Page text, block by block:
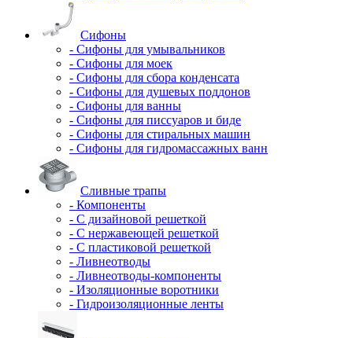
Сифоны
- Сифоны для умывальников
- Сифоны для моек
- Сифоны для сбора конденсата
- Сифоны для душевых поддонов
- Сифоны для ванны
- Сифоны для писсуаров и биде
- Сифоны для стиральных машин
- Сифоны для гидромассажных ванн
Сливные трапы
- Компоненты
- С дизайновой решеткой
- С нержавеющей решеткой
- С пластиковой решеткой
- Ливнеотводы
- Ливнеотводы-компоненты
- Изоляционные воротники
- Гидроизоляционные ленты